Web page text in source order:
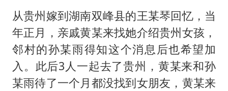
从贵州嫁到湖南双峰县的王某琴回忆，当
年正月，亲戚黄某来找她介绍贵州女孩，
邻村的孙某雨得知这个消息后也希望加
入。此后3人一起去了贵州，黄某来和孙
某雨待了一个月都没找到女朋友，黄某来